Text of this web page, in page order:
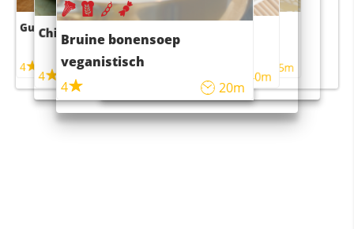
Guacamole
4
Chili con carne
4 45m
Bruine bonensoep
veganistisch
4
20m
Sushi rijstsalade
maaltijdsalade
40m
4 55m